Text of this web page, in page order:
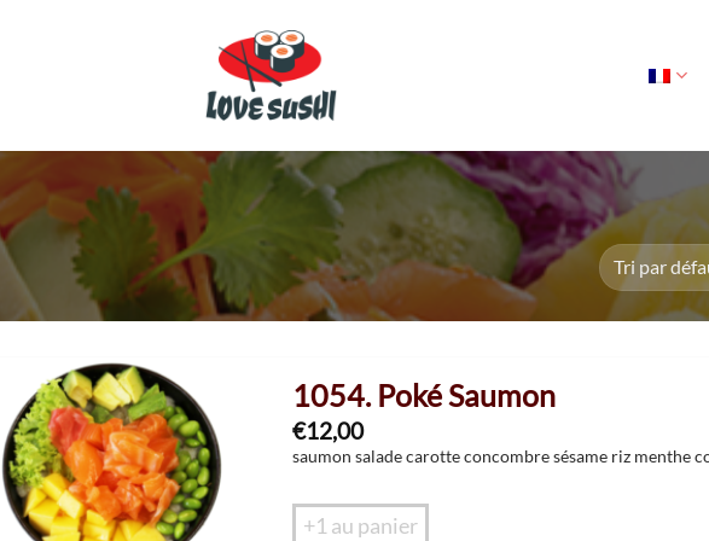
1054. Poké Saumon
€12,00
saumon salade carotte concombre sésame riz menthe
+1 au panier